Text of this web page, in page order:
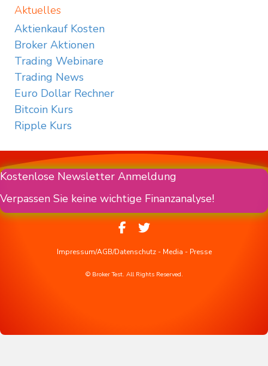
Aktuelles
Aktienkauf Kosten
Broker Aktionen
Trading Webinare
Trading News
Euro Dollar Rechner
Bitcoin Kurs
Ripple Kurs
Kostenlose Newsletter Anmeldung
Verpassen Sie keine wichtige Finanzanalyse!
Impressum/AGB/Datenschutz- Media - Presse
© Broker Test. All Rights Reserved.